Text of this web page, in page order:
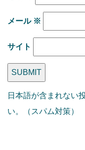
メール ※
サイト
日本語が含まれない
い。（スパム対策）